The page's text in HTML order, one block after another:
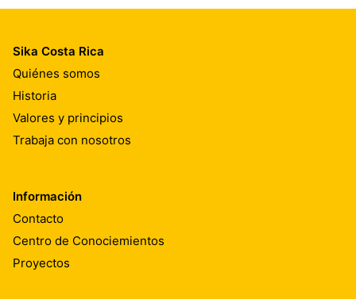
Sika Costa Rica
Quiénes somos
Historia
Valores y principios
Trabaja con nosotros
Información
Contacto
Centro de Conociemientos
Proyectos